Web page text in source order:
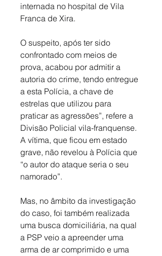
internada no hospital de Vila
Franca de Xira.
O suspeito, após ter sido
confrontado com meios de
prova, acabou por admitir a
autoria do crime, tendo entregue
a esta Polícia, a chave de
estrelas que utilizou para
praticar as agressões”, refere a
Divisão Policial vila-franquense.
A vítima, que ficou em estado
grave, não revelou à Polícia que
“o autor do ataque seria o seu
namorado”.
Mas, no âmbito da investigação
do caso, foi também realizada
uma busca domiciliária, na qual
a PSP veio a apreender uma
arma de ar comprimido e uma